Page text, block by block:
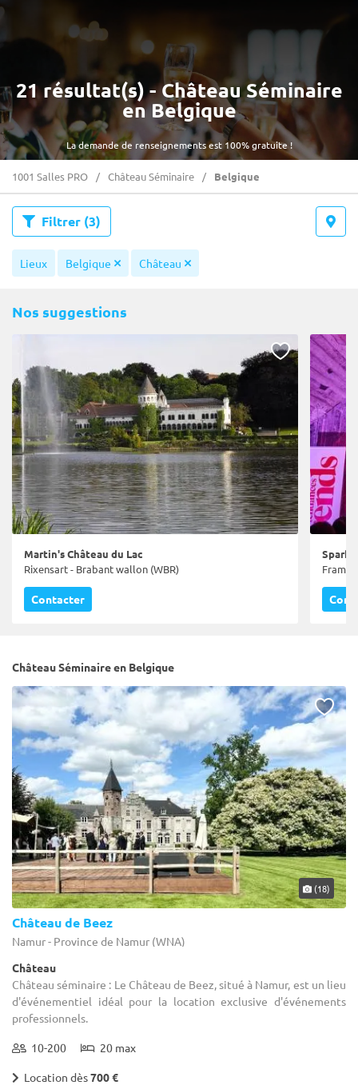
La demande de renseignements est 100% gratuite !
21 résultat(s) - Château Séminaire
en Belgique
1001 Salles PRO Château Séminaire Belgique
Filtrer (3)
Lieux Belgique Château
Nos suggestions
Martin's Château du Lac
Rixensart - Brabant wallon (WBR)
Contacter
Château Séminaire en Belgique
(18)
Château de Beez
Namur - Province de Namur (WNA)
Château
Château séminaire : Le Château de Beez, situé à Namur, est un lieu
d'événementiel idéal pour la location exclusive d'événements
professionnels.
10-200 20 max
Location dès700 €